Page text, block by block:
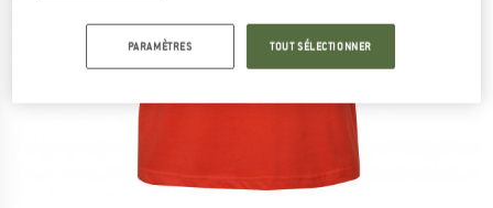
PARAMÈTRES TOUT SÉLECTIONNER